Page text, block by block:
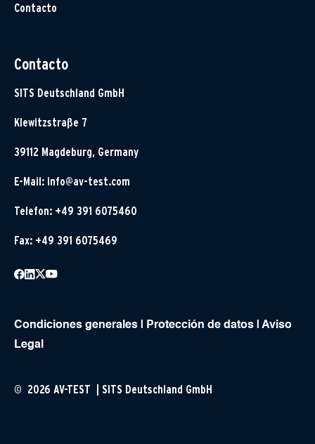
Contacto
Contacto
SITS Deutschland GmbH
Klewitzstraße 7
39112 Magdeburg, Germany
E-Mail: info@av-test.com
Telefon: +49 391 6075460
Fax: +49 391 6075469
Condiciones generales Protección de datos
Aviso
Legal
© 2026 AV-TEST | SITS Deutschland GmbH